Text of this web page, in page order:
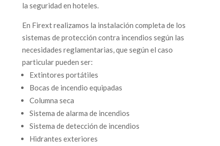
la seguridad en hoteles.
En Firext realizamos la instalación completa de los
sistemas de protección contra incendios según las
necesidades reglamentarias, que según el caso
particular pueden ser:
Extintores portátiles
Bocas de incendio equipadas
Columna seca
Sistema de alarma de incendios
Sistema de detección de incendios
Hidrantes exteriores